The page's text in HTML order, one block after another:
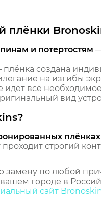
плёнки
и потертостям
создана
на изгибы
идёт всё
вид
плёнках
строгий
замену по любой
городе в
сайт